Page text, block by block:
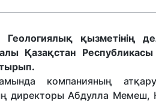
қызметінің
Қазақстан
компанияның
директоры Абдулла Мемеш,